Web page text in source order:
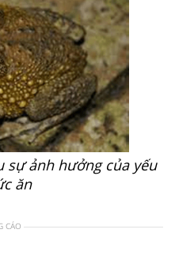
sự ảnh hưởng của yếu
ăn
CÁO